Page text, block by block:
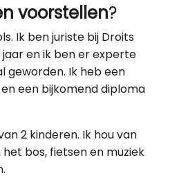
voorstellen?
Ik ben juriste bij Droits
jaar en ik ben er experte
geworden. Ik heb een
een bijkomend diploma
2 kinderen. Ik hou van
bos, fietsen en muziek